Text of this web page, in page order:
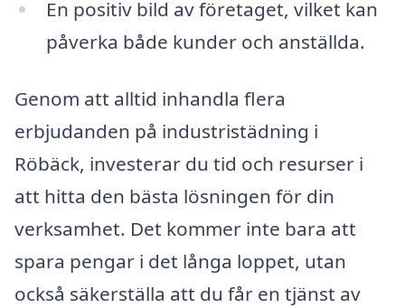
En positiv bild av företaget, vilket kan
påverka både kunder och anställda.
Genom att alltid inhandla flera
erbjudanden på industristädning i
Röbäck, investerar du tid och resurser i
att hitta den bästa lösningen för din
verksamhet. Det kommer inte bara att
spara pengar i det långa loppet, utan
också säkerställa att du får en tjänst av